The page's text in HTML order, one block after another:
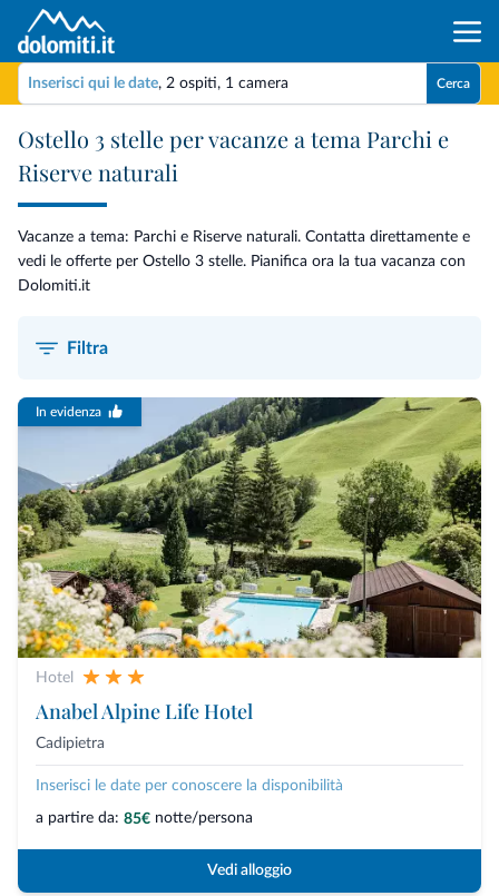
Inserisci qui le date, 2 ospiti, 1 camera Cerca
Ostello 3 stelle per vacanze a tema Parchi e
Riserve naturali
Vacanze a tema: Parchi e Riserve naturali. Contatta direttamente e
vedi le offerte per Ostello 3 stelle. Pianifica ora la tua vacanza con
Dolomiti.it
Filtra
In evidenza
Hotel
Anabel Alpine Life Hotel
Cadipietra
Inserisci le date per conoscere la disponibilità
a partire da: 85€ notte/persona
Vedi alloggio